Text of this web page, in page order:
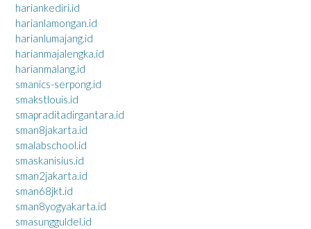
hariankediri.id
harianlamongan.id
harianlumajang.id
harianmajalengka.id
harianmalang.id
smanics-serpong.id
smakstlouis.id
smapraditadirgantara.id
sman8jakarta.id
smalabschool.id
smaskanisius.id
sman2jakarta.id
sman68jkt.id
sman8yogyakarta.id
smasungguldel.id